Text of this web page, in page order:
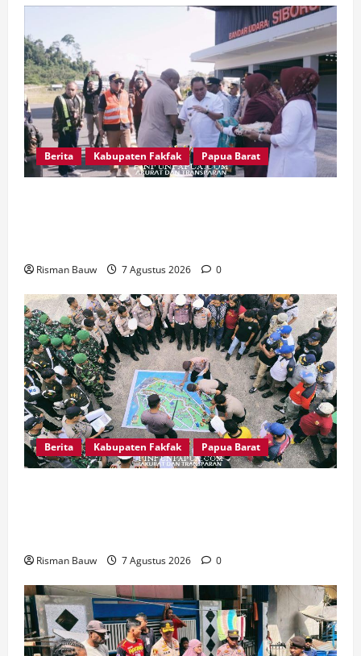
Berita Kabupaten Fakfak Papua Barat
Risman Bauw 7 Agustus 2026 0
Berita Kabupaten Fakfak Papua Barat
Risman Bauw 7 Agustus 2026 0